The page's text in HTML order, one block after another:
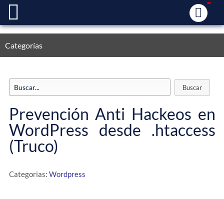
Categorías
Prevención Anti Hackeos en
WordPress desde .htaccess
(Truco)
Categorias: Wordpress